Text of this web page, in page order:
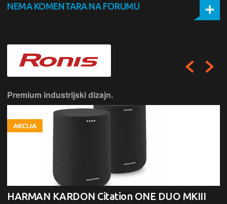
NEMA KOMENTARA NA FORUMU
Premium industrijski dizajn.
AKCIJA
HARMAN KARDON Citation ONE DUO MKIII